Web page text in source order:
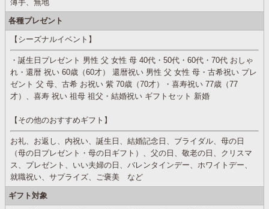
薄手、無地
各種プレゼント
【シーズナルイベント】
・誕生日プレゼント 男性 父 女性 母 40代・50代・60代・70代 おしゃ
れ・還暦 祝い 60歳（60才） 還暦祝い 男性 父 女性 母・古希祝い プレ
ゼント 父 母、古希 お祝い 紫 70歳（70才）・喜寿祝い 77歳（77
才）、喜寿 祝い 祖母 祖父・結婚祝い ギフトセット 新婚
【その他のおすすめギフト】
お礼、お返し、内祝い、誕生日、結婚記念日、ブライダル、母の日
（母の日プレゼント・母の日ギフト）、父の日、敬老の日、クリスマ
ス、プレゼント、いい夫婦の日、バレンタインデー、ホワイトデー、
就職祝い、サプライズ、ご褒美 など
ギフト対象